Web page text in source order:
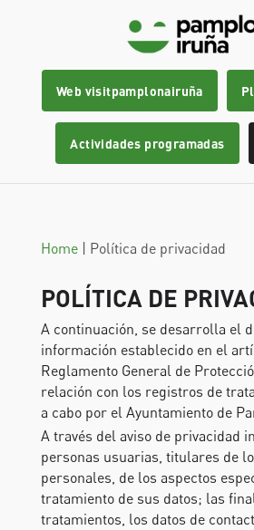
Web visitpamplonairuña
Actividades programadas
Home| Política de privacidad
POLÍTICA DE
A continuación, se desarrolla el
información establecido en el
Reglamento General de
relación con los registros de
a cabo por el Ayuntamiento de
A través del aviso de privacidad
personas usuarias, titulares de
personales, de los aspectos
tratamiento de sus datos; las
tratamientos, los datos de